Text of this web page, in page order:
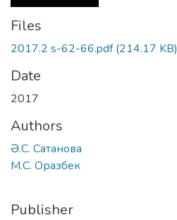
Files
2017.2 s-62-66.pdf(214.17 KB)
Date
2017
Authors
Ә.С. Сатанова
М.С. Оразбек
Publisher